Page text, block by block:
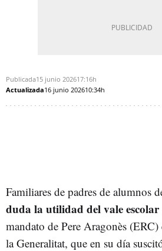
Publicada15 junio 202617:16h
Actualizada16 junio 202610:34h
Familiares de padres de alumnos
duda la utilidad del vale escolar
mandato de Pere Aragonès
la Generalitat, que en su día